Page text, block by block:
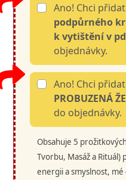
Ano! Chci
podpůrného
k vytištění v
objednávky.
Ano! Chci přidat
PROBUZENÁ
do objednávky.
Obsahuje 5
Tvorbu, Masáž a
energii a smyslnost,